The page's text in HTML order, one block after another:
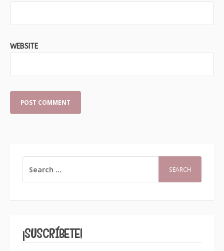
WEBSITE
FOR:
¡SUSCRÍBETE!